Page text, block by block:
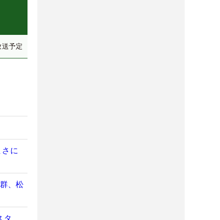
予定
に
、松